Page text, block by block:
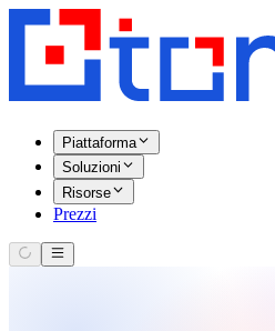
Piattaforma
Soluzioni
Risorse
Prezzi